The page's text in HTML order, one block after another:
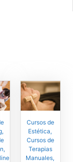
,
,
Cursos de
Estética,
Cursos de
Terapias
Manuales,